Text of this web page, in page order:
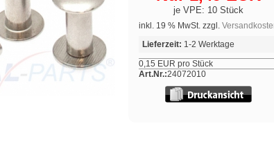
je VPE: 10 Stück
inkl. 19 % MwSt. zzgl.
Lieferzeit: 1-2 Werktage
0,15 EUR pro Stück
Art.Nr.:24072010